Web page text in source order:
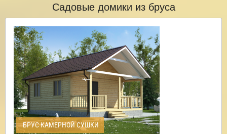
Садовые домики из бруса
БРУС КАМЕРНОЙ СУШКИ